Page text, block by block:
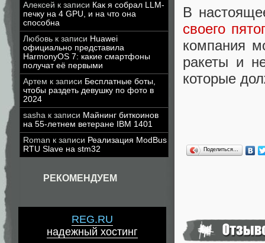
Алексей к записи Как я собрал LLM-
печку на 4 GPU, и на что она
способна
Любовь к записи Huawei
официально представила
HarmonyOS 7: какие смартфоны
получат её первыми
Артем к записи Бесплатные боты,
чтобы раздеть девушку по фото в
2024
sasha к записи Майнинг биткоинов
на 55-летнем ветеране IBM 1401
Roman к записи Реализация ModBus
RTU Slave на stm32
РЕКОМЕНДУЕМ
REG.RU
надежный хостинг
В
своего
компания
ракеты и
которые
Поделиться…